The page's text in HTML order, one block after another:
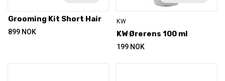
Grooming Kit Short Hair
899 NOK
KW
KW Ørerens 100 ml
199 NOK